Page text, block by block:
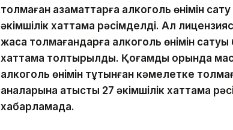
толмаған азаматтарға алкоголь өнімін
әкімшілік хаттама рәсімделді. Ал
жасқа толмағандарға алкоголь өнімін
хаттама толтырылды. Қоғамдық орында
алкоголь өнімін тұтынған кәмелетке
аналарына қатысты 27 әкімшілік хаттама
хабарламада.